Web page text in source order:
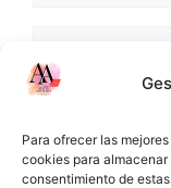
Para ofrecer las
cookies para
consentimiento de
Correo
Web